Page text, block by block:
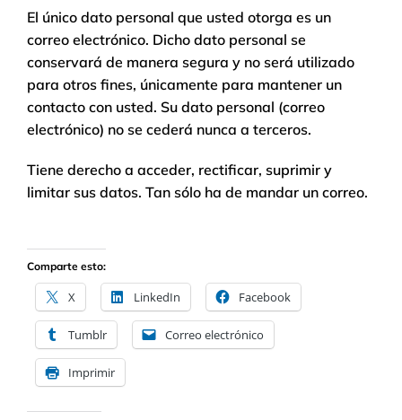
El único dato personal que usted otorga es un
correo electrónico. Dicho dato personal se
conservará de manera segura y no será utilizado
para otros fines, únicamente para mantener un
contacto con usted. Su dato personal (correo
electrónico) no se cederá nunca a terceros.
Tiene derecho a acceder, rectificar, suprimir y
limitar sus datos. Tan sólo ha de mandar un correo.
Comparte esto:
X LinkedIn Facebook
Tumblr Correo electrónico
Imprimir